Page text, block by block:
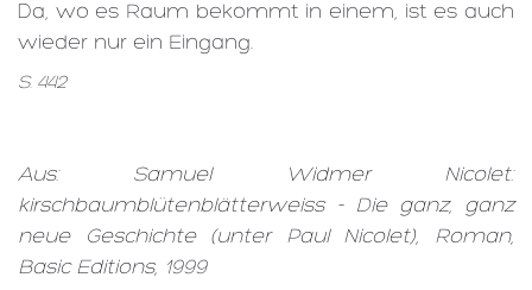
Da, wo es Raum bekommt in einem, ist es auch
wieder nur ein Eingang.
S. 442
Aus: Samuel Widmer Nicolet:
kirschbaumblütenblätterweiss - Die ganz, ganz
neue Geschichte (unter Paul Nicolet), Roman,
Basic Editions, 1999